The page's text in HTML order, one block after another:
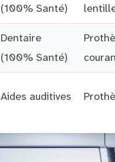
(100% Santé)
Dentaire
(100% Santé)
Aides auditives